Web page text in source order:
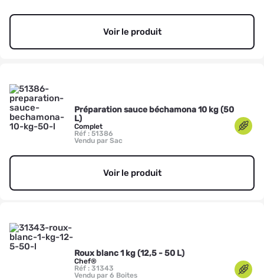
Voir le produit
Préparation sauce béchamona 10 kg (50
L)
Complet
Réf : 51386
Vendu par Sac
Voir le produit
Roux blanc 1 kg (12,5 - 50 L)
Chef®
Réf : 31343
Vendu par 6 Boites